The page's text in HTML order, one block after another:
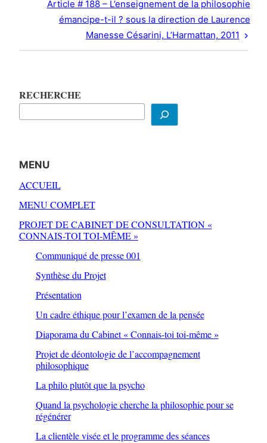
Next
Post
Article # 188 – L’enseignement de la philosophie
émancipe-t-il ? sous la direction de Laurence
Manesse Césarini, L’Harmattan, 2011
RECHERCHE
MENU
ACCUEIL
MENU COMPLET
PROJET DE CABINET DE CONSULTATION «
CONNAIS-TOI TOI-MÊME »
Communiqué de presse 001
Synthèse du Projet
Présentation
Un cadre éthique pour l’examen de la pensée
Diaporama du Cabinet « Connais-toi toi-même »
Projet de déontologie de l’accompagnement
philosophique
La philo plutôt que la psycho
Quand la psychologie cherche la philosophie pour se
régénérer
La clientèle visée et le programme des séances